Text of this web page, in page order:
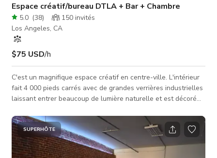
Espace créatif/bureau DTLA + Bar + Chambre
5.0 (38) 150 invités
Los Angeles, CA
$75 USD/h
C'est un magnifique espace créatif en centre-ville. L'intérieur
fait 4 000 pieds carrés avec de grandes verrières industrielles
laissant entrer beaucoup de lumière naturelle et est décoré
L'espace est flexible avec de nombreux looks et zones offrant
une variété d'options et peut être facilement aménagé selon
vos besoins. Attaché se trouve un toit-terrasse de style New
York avec une vue spectaculaire sur la ville offrant encor
SUPERHÔTE